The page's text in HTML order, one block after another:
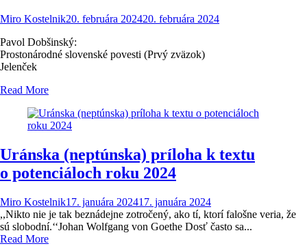
Miro Kostelnik20. februára 202420. februára 2024
Pavol Dobšinský:
Prostonárodné slovenské povesti (Prvý zväzok)
Jelenček
Read More
Uránska (neptúnska) príloha k textu
o potenciáloch roku 2024
Miro Kostelnik17. januára 202417. januára 2024
,,Nikto nie je tak beznádejne zotročený, ako tí, ktorí falošne veria, že
sú slobodní.‘‘Johan Wolfgang von Goethe Dosť často sa...
Read More